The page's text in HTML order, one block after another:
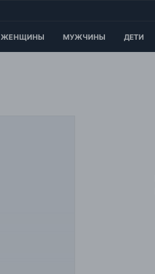
ЖЕНЩИНЫ МУЖЧИНЫ ДЕТИ